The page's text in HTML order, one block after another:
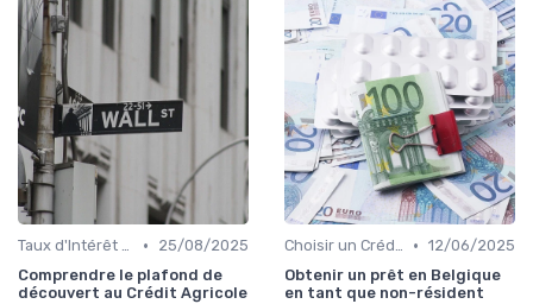
Taux d'Intérêt et Conditions de Crédit •
25/08/2025
Comprendre le plafond de
découvert au Crédit Agricole
Choisir un Crédit Immobilier • 12/06/2025
Obtenir un prêt en Belgique
en tant que non-résident